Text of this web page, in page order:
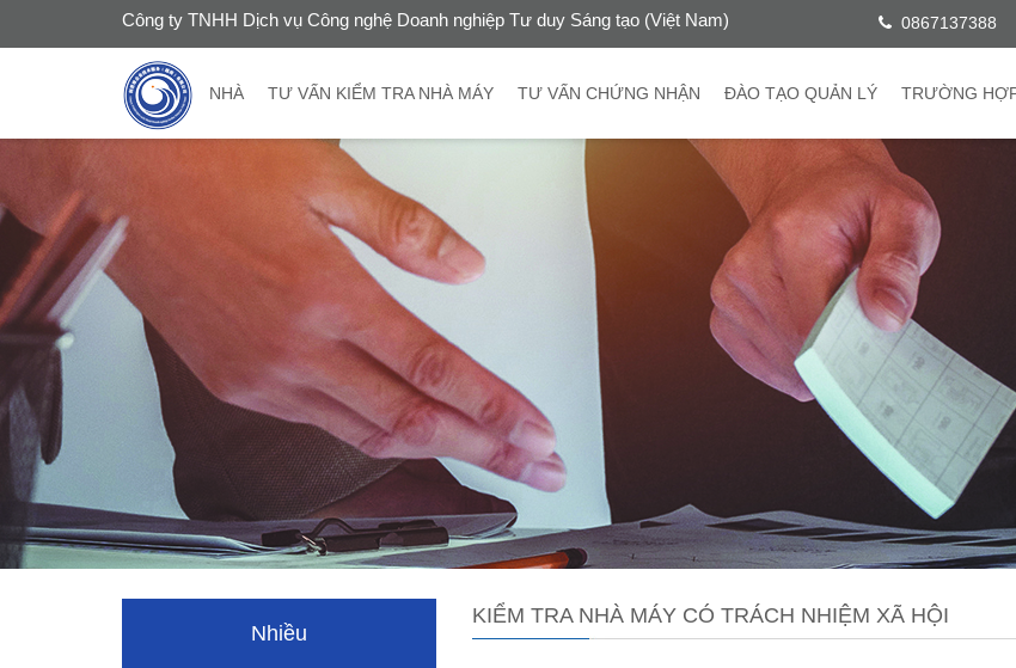
Công ty TNHH Dịch vụ Công nghệ Doanh nghiệp Tư duy Sáng tạo (Việt Nam) 0867137388
NHÀ TƯ VẤN KIỂM TRA NHÀ MÁY TƯ VẤN CHỨNG NHẬN ĐÀO TẠO QUẢN LÝ TRƯỜNG
KIỂM TRA NHÀ MÁY CÓ TRÁCH NHIỆM XÃ HỘI
Nhiều